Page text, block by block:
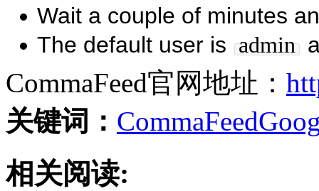
Wait a couple of minutes
The default user is admin
CommaFeed官网地址：
关键词： CommaFeed
相关阅读: